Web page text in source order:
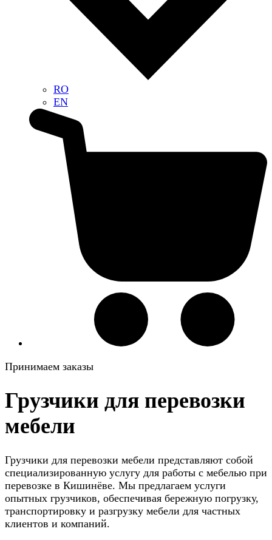
RO
EN
Принимаем заказы
Грузчики для перевозки
мебели
Грузчики для перевозки мебели представляют собой
специализированную услугу для работы с мебелью при
перевозке в Кишинёве. Мы предлагаем услуги
опытных грузчиков, обеспечивая бережную погрузку,
транспортировку и разгрузку мебели для частных
клиентов и компаний.